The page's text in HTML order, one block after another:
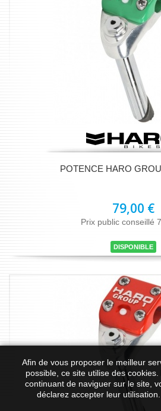
POTENCE HARO
79,00 €
Prix public conseillé
DISPONIBLE
Afin de vous proposer le meilleur
possible, ce site utilise des cookies
continuant de naviguer sur le site,
déclarez accepter leur utilisation.